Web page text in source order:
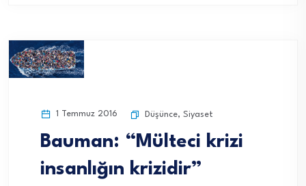
1 Temmuz 2016 Düşünce, Siyaset
Bauman: “Mülteci krizi
insanlığın krizidir”